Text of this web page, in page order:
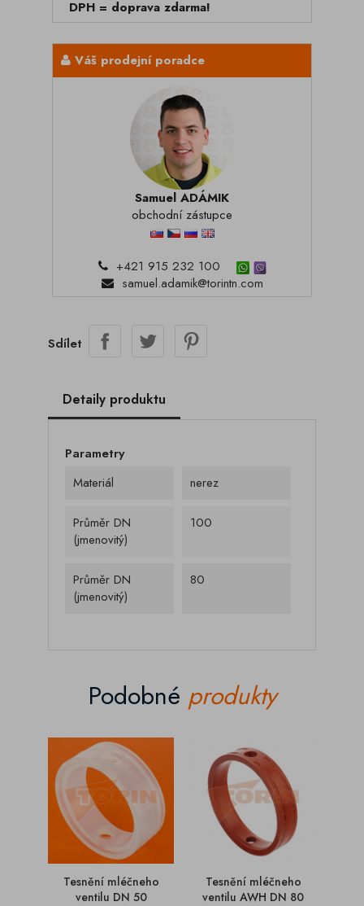
DPH = doprava zdarma!
Váš prodejní poradce
Samuel ADÁMIK
obchodní zástupce
+421 915 232 100
samuel.adamik@torintn.com
Sdílet
Detaily produktu
Parametry
Materiál
nerez
Průměr DN
(jmenovitý)
100
Průměr DN
(jmenovitý)
80
Podobné produkty
Tesnění mléčneho
ventilu DN 50
Tesnění mléčneho
ventilu AWH DN 80